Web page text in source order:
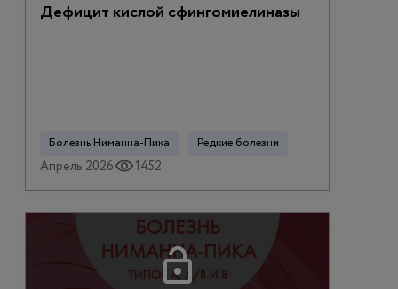
Дефицит кислой сфингомиелиназы
Болезнь Ниманна-Пика Редкие болезни
Апрель 2026 1452